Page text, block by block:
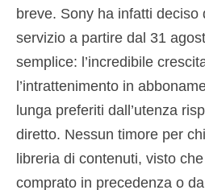
breve. Sony ha infatti deciso
servizio a partire dal 31
semplice: l’incredibile
l’intrattenimento in
lunga preferiti dall’utenza
diretto. Nessun timore per
libreria di contenuti, visto
comprato in precedenza o